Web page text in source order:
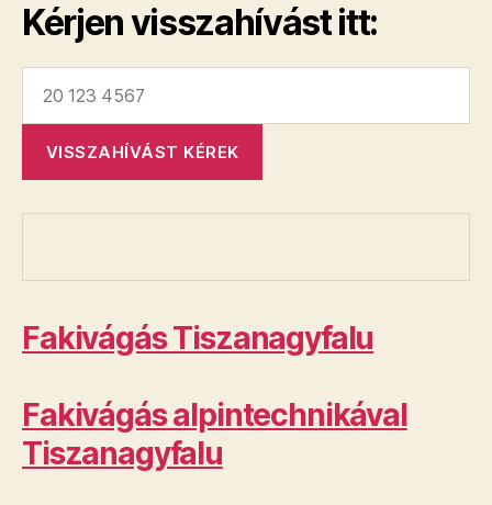
Kérjen visszahívást itt:
Fakivágás Tiszanagyfalu
Fakivágás alpintechnikával
Tiszanagyfalu